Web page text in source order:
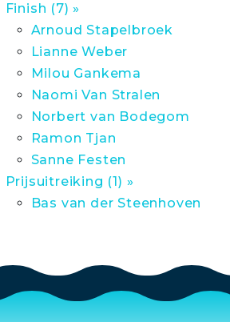
Finish (7) »
Arnoud Stapelbroek
Lianne Weber
Milou Gankema
Naomi Van Stralen
Norbert van Bodegom
Ramon Tjan
Sanne Festen
Prijsuitreiking (1) »
Bas van der Steenhoven